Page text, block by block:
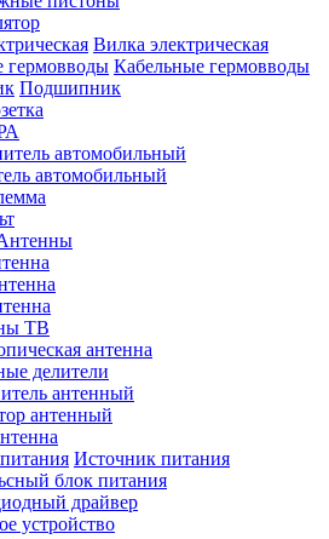
Вилка электрическая
Кабельные гермовводы
Подшипник
автомобильный
ТВ
антенна
делители
антенный
антенный
Источник питания
блок питания
драйвер
устройство